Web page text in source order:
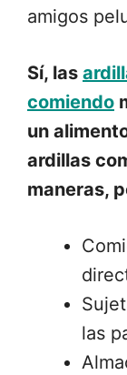
amigos
Sí, las
comiendo
un
ardillas
maneras,
las